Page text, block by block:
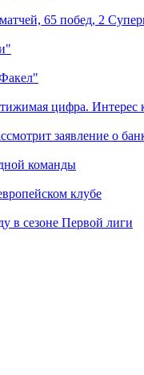
65 побед, 2
цифра. Интерес
заявление о
команды
клубе
в сезоне Первой лиги